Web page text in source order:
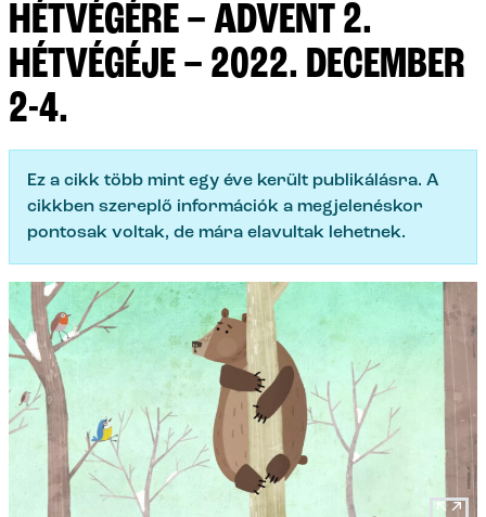
HÉTVÉGÉRE – ADVENT 2.
HÉTVÉGÉJE – 2022. DECEMBER
2-4.
Ez a cikk több mint egy éve került publikálásra. A
cikkben szereplő információk a megjelenéskor
pontosak voltak, de mára elavultak lehetnek.